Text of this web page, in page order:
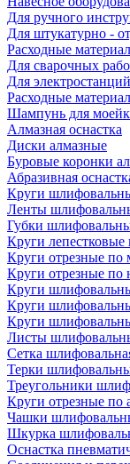
Для ручного
Для штукатурно -
Расходные
Для сварочных
Для электростанций
Расходные
Шампунь для моейк
Алмазная оснастка
Диски алмазные
Буровые коронки
Абразивная
Круги
Ленты
Губки
Круги лепестковые
Круги отрезные по
Круги отрезные по
Круги
Круги
Круги
Листы
Сетка
Терки
Треугольники
Круги отрезные
Чашки
Шкурка
Оснастка